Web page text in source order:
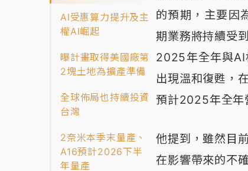
AI受惠算力提升及主
權AI崛起
曝計畫取得美國廠第
2塊土地為擴產準備
全球佈局也持續投資
台灣
2奈米本季末量產、
A16預計2026下半
年量產
的預期，主要因
期業務將持續受
2025年全年與AI
出現溫和復甦，
預計2025年全年
他提到，雖然目
在影響帶來的不